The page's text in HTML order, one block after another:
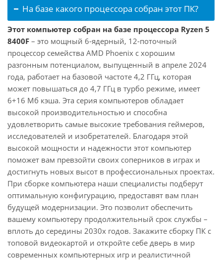
На базе какого процессора собран этот ПК?
Этот компьютер собран на базе процессора Ryzen 5
8400F – это мощный 6-ядерный, 12-поточный
процессор семейства AMD Phoenix с хорошим
разгонным потенциалом, выпущенный в апреле 2024
года, работает на базовой частоте 4,2 ГГц, которая
может повышаться до 4,7 ГГц в турбо режиме, имеет
6+16 Мб кэша. Эта серия компьютеров обладает
высокой производительностью и способна
удовлетворить самые высокие требования геймеров,
исследователей и изобретателей. Благодаря этой
высокой мощности и надежности этот компьютер
поможет вам превзойти своих соперников в играх и
достигнуть новых высот в профессиональных проектах.
При сборке компьютера наши специалисты подберут
оптимальную конфигурацию, предоставят вам план
будущей модернизации. Это позволит обеспечить
вашему компьютеру продолжительный срок службы –
вплоть до середины 2030х годов. Закажите сборку ПК с
топовой видеокартой и откройте себе дверь в мир
современных компьютерных игр и реалистичной